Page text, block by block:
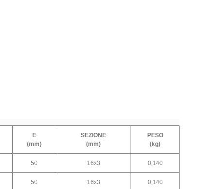
E
(mm)
SEZIONE
(mm)
PESO
(kg)
50 16x3 0,140
50 16x3 0,140